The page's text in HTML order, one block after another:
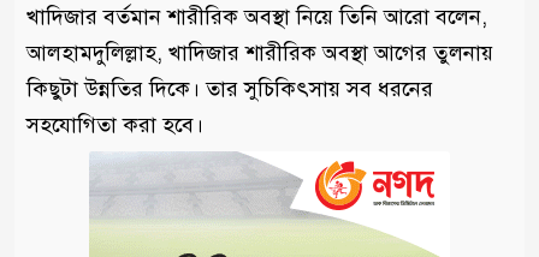
খাদিজার বর্তমান শারীরিক অবস্থা নিয়ে তিনি আরো বলেন,
আলহামদুলিল্লাহ, খাদিজার শারীরিক অবস্থা আগের তুলনায়
কিছুটা উন্নতির দিকে। তার সুচিকিৎসায় সব ধরনের
সহযোগিতা করা হবে।